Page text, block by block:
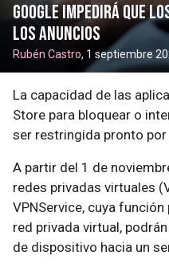
Google impedirá que
los anuncios
Rubén Castro, 1 septiembre
La capacidad de las
Store para bloquear o
ser restringida pronto por
A partir del 1 de
redes privadas virtuales
VPNService, cuya
red privada virtual,
de dispositivo hacia un